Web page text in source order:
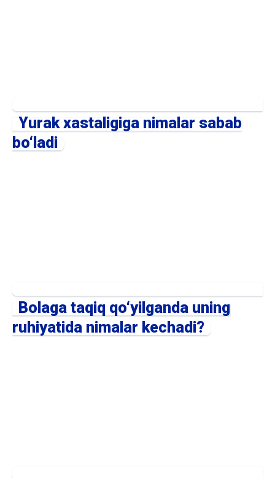
Yurak xastaligiga nimalar sabab
bo‘ladi
Bolaga taqiq qo‘yilganda uning
ruhiyatida nimalar kechadi?